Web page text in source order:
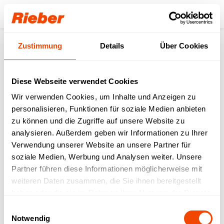
Zustimmung Details Über Cookies
Diese Webseite verwendet Cookies
Wir verwenden Cookies, um Inhalte und Anzeigen zu
personalisieren, Funktionen für soziale Medien anbieten
zu können und die Zugriffe auf unsere Website zu
analysieren. Außerdem geben wir Informationen zu Ihrer
Verwendung unserer Website an unsere Partner für
soziale Medien, Werbung und Analysen weiter. Unsere
Partner führen diese Informationen möglicherweise mit
weiteren Daten zusammen, die Sie ihnen bereitgestellt
Notwendig
Login
Unser Download-
Bereich für Sie.
Step 1: Wählen Sie Ihr Produkt / Ihre
Produktfamilie aus
Step 2: Wählen sie Ihren Download-Typ aus
FREI VERFÜGBAR
| Datenblätter |
Betriebsanleitungen | Prospekte | Kataloge
MIT LOGIN VERFÜGBAR| Bruttopreislisten |